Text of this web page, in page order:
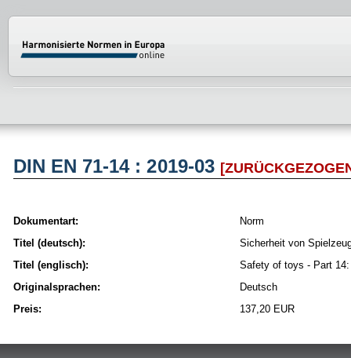
DIN EN 71-14 : 2019-03
Dokumentart:
Norm
Titel (deutsch):
Sicherheit von
Titel (englisch):
Safety of toys - Part
Originalsprachen:
Deutsch
Preis:
137,20 EUR